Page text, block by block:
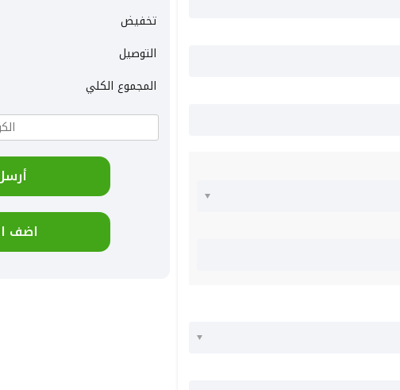
تخفيض
التوصيل
المجموع الكلي
اضف